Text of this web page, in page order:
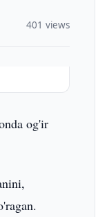
401 views
og'ir